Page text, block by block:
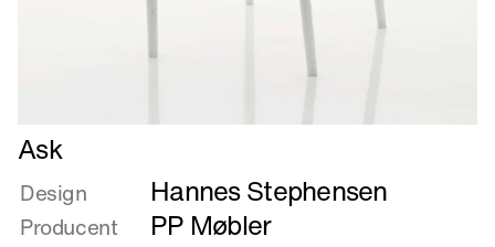
Læs
mere
om
Ask
Ask
Design Hannes Stephensen
Producent PP Møbler